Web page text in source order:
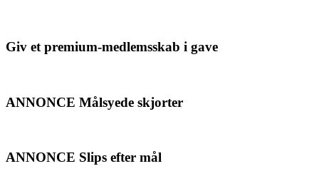
Giv et premium-medlemsskab i gave
ANNONCE Målsyede skjorter
ANNONCE Slips efter mål